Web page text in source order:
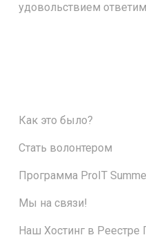
удовольствием
Как это было?
Стать волонтером
Программа ProIT
Мы на связи!
Наш Хостинг в Реестре